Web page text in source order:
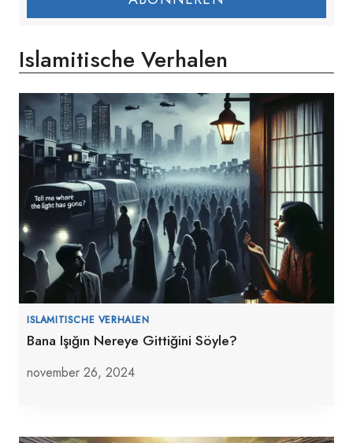
Islamitische Verhalen
ISLAMITISCHE VERHALEN
Bana Işığın Nereye Gittiğini Söyle?
november 26, 2024